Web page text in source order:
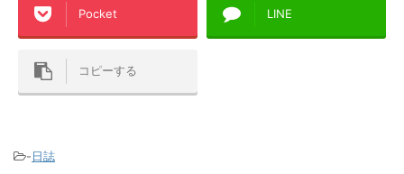
Pocket LINE
コピーする
-日誌